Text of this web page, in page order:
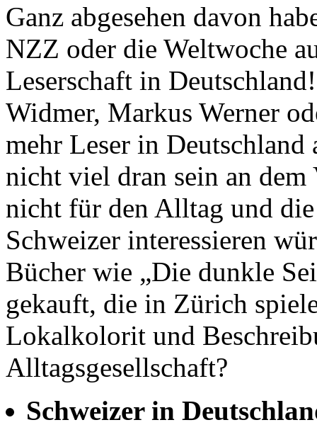
Ganz abgesehen davon
NZZ oder die Weltwoche
Leserschaft in
Widmer, Markus Werner
mehr Leser in Deutschland
nicht viel dran sein an
nicht für den Alltag und
Schweizer interessieren
Bücher wie „Die dunkle
gekauft, die in Zürich
Lokalkolorit und
Alltagsgesellschaft?
Schweizer in